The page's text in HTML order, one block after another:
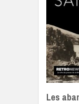
Les